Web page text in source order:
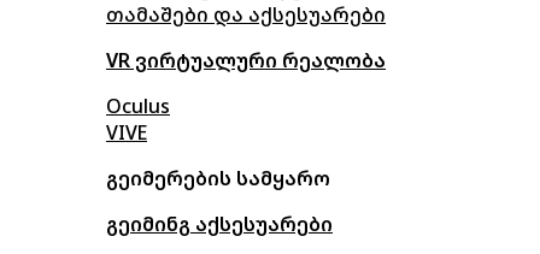
თამაშები და აქსესუარები
VR ვირტუალური რეალობა
Oculus
VIVE
გეიმერების სამყარო
გეიმინგ აქსესუარები